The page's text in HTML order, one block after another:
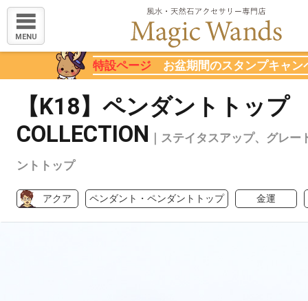
MENU
特設ページ お盆期間のスタンプキャン
【K18】ペンダントトップ
COLLECTION
｜ステイタスアップ、グレー
ントトップ
アクア ペンダント・ペンダントトップ 金運